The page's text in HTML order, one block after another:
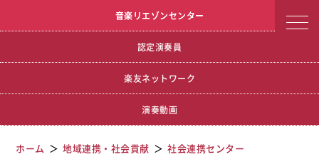
音楽リエゾンセンター
音楽リエゾンセンター
認定演奏員
楽友ネットワーク
演奏動画
ホーム 地域連携・社会貢献
社会連携センター